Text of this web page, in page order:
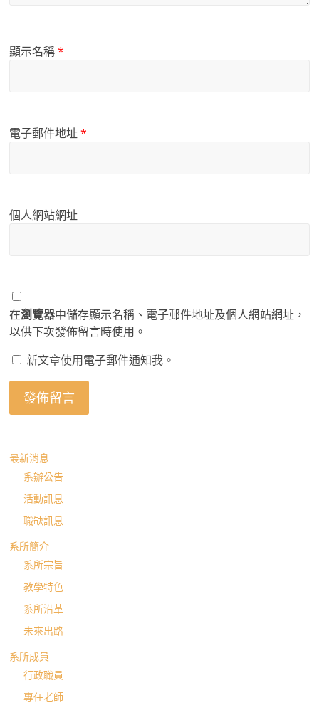
顯示名稱*
電子郵件地址*
個人網站網址
在瀏覽器中儲存顯示名稱、電子郵件地址及個人網站網址，
以供下次發佈留言時使用。
新文章使用電子郵件通知我。
最新消息
系辦公告
活動訊息
職缺訊息
系所簡介
系所宗旨
教學特色
系所沿革
未來出路
系所成員
行政職員
專任老師